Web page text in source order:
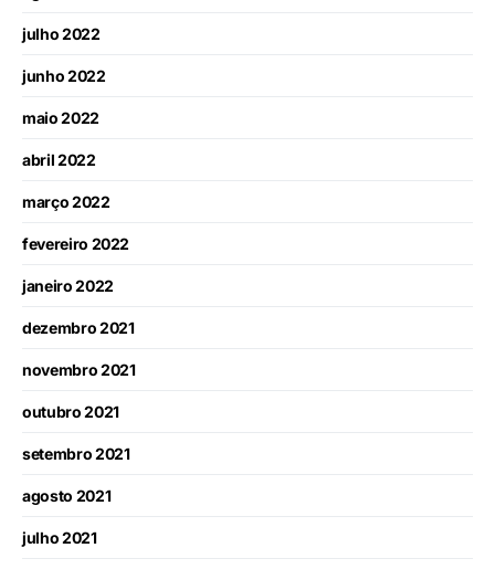
julho 2022
junho 2022
maio 2022
abril 2022
março 2022
fevereiro 2022
janeiro 2022
dezembro 2021
novembro 2021
outubro 2021
setembro 2021
agosto 2021
julho 2021